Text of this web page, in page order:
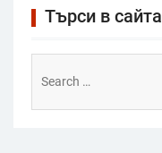
Търси в сайта
for: